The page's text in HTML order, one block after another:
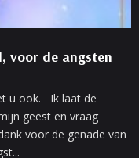
voor de angsten
u ook. Ik laat de
geest en vraag
voor de genade van